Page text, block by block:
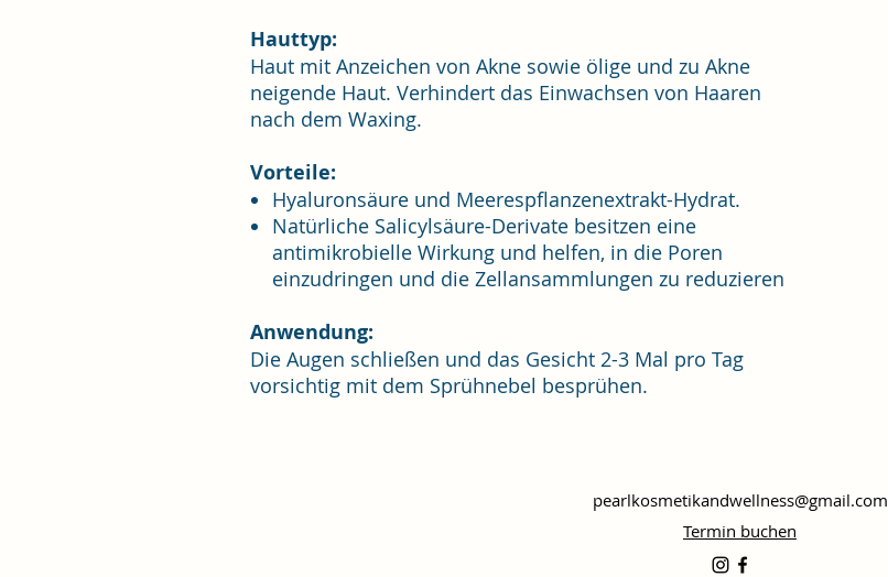
Hauttyp:
Haut mit Anzeichen von Akne sowie ölige und zu Akne
neigende Haut. Verhindert das Einwachsen von Haaren
nach dem Waxing.
Vorteile:
Hyaluronsäure und Meerespflanzenextrakt-Hydrat.
Natürliche Salicylsäure-Derivate besitzen eine
antimikrobielle Wirkung und helfen, in die Poren
einzudringen und die Zellansammlungen zu reduzieren
Anwendung:
Die Augen schließen und das Gesicht 2-3 Mal pro Tag
vorsichtig mit dem Sprühnebel besprühen.
pearlkosmetikandwellness@gmail.com
Termin buchen